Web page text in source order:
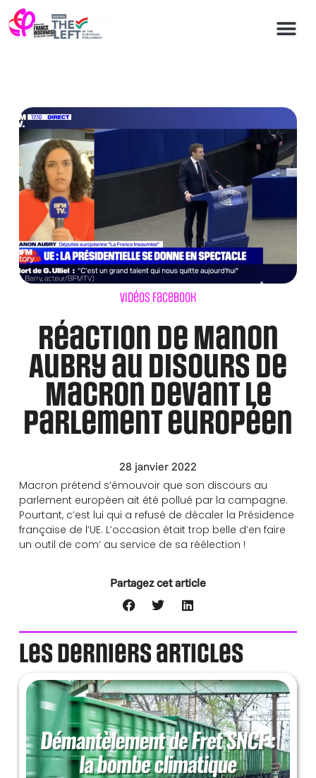
Vidéos Facebook
Réaction de Manon
Aubry au disours de
Macron devant le
parlement européen
28 janvier 2022
Macron prétend s’émouvoir que son discours au
parlement européen ait été pollué par la campagne.
Pourtant, c’est lui qui a refusé de décaler la Présidence
française de l’UE. L’occasion était trop belle d’en faire
un outil de com’ au service de sa réélection !
Partagez cet article
Les derniers articles